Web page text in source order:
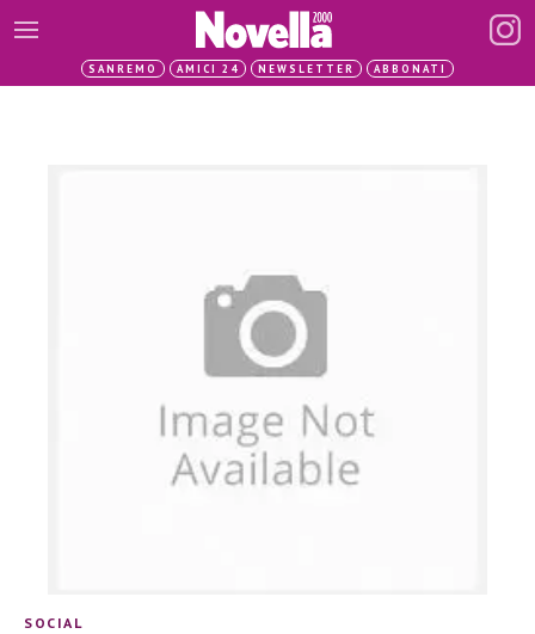
SANREMO AMICI 24 NEWSLETTER ABBONATI
SOCIAL